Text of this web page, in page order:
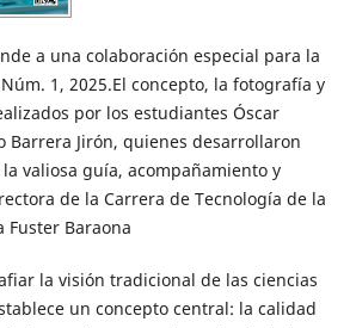
a una colaboración especial para la
1, 2025.El concepto, la fotografía y
por los estudiantes Óscar
Barrera Jirón, quienes desarrollaron
valiosa guía, acompañamiento y
de la Carrera de Tecnología de la
Fuster Baraona
la visión tradicional de las ciencias
un concepto central: la calidad